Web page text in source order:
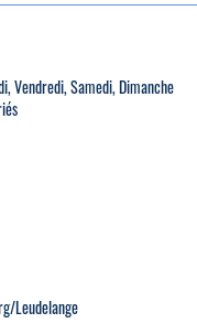
Vendredi, Samedi, Dimanche
Leudelange